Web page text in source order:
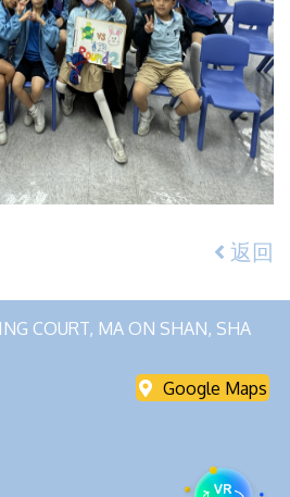
返回
COURT, MA ON SHAN, SHA
Google Maps